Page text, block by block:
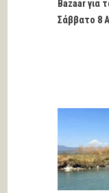
Bazaar για
Σάββατο 8